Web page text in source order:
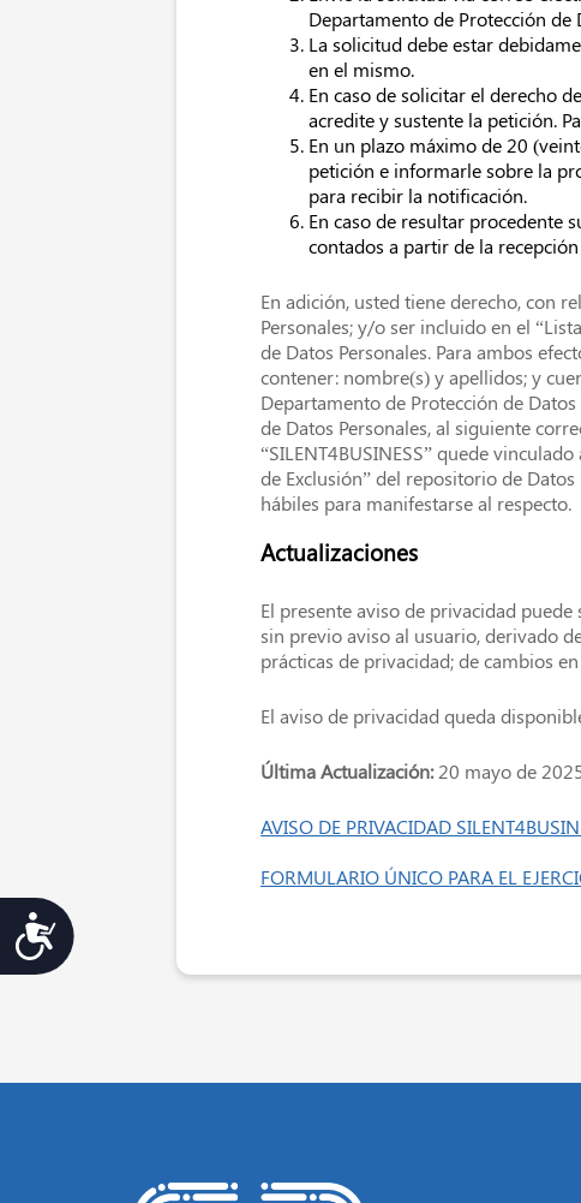
Accesibilidad
Departamento de Protección de
La solicitud debe estar
en el mismo.
En caso de solicitar el derecho
acredite y sustente la petición.
En un plazo máximo de 20
petición e informarle sobre la
para recibir la notificación.
En caso de resultar procedente
contados a partir de la
En adición, usted tiene derecho, con
Personales; y/o ser incluido en el
de Datos Personales. Para ambos
contener: nombre(s) y apellidos; y
Departamento de Protección de
de Datos Personales, al siguiente
“SILENT4BUSINESS” quede
de Exclusión” del repositorio de
hábiles para manifestarse al respecto.
Actualizaciones
El presente aviso de privacidad
sin previo aviso al usuario, derivado
prácticas de privacidad; de cambios
El aviso de privacidad queda
Última Actualización:20 mayo de
AVISO DE PRIVACIDAD
FORMULARIO ÚNICO PARA EL